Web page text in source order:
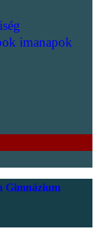
imanapok
Gimnázium